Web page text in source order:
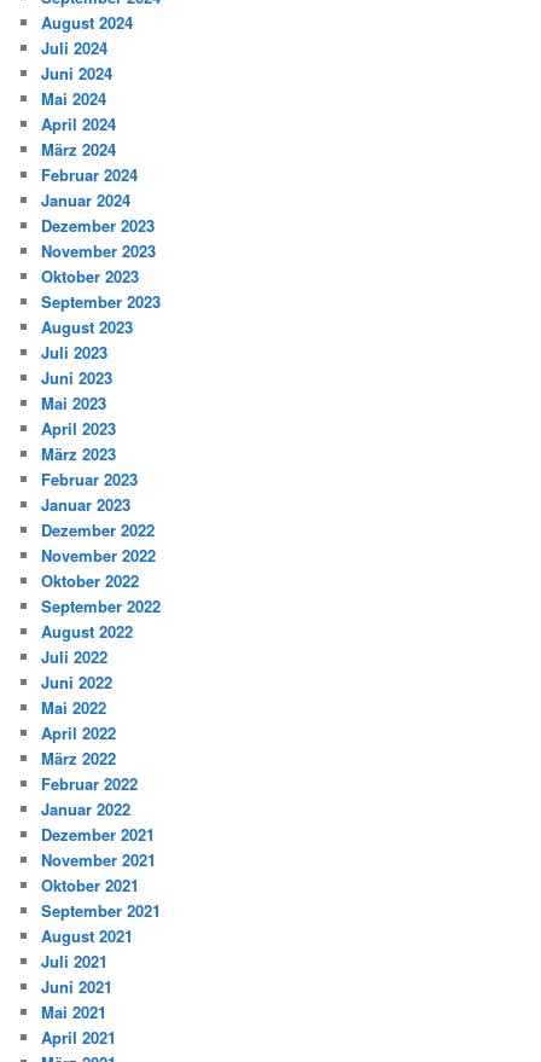
August 2024
Juli 2024
Juni 2024
Mai 2024
April 2024
März 2024
Februar 2024
Januar 2024
Dezember 2023
November 2023
Oktober 2023
September 2023
August 2023
Juli 2023
Juni 2023
Mai 2023
April 2023
März 2023
Februar 2023
Januar 2023
Dezember 2022
November 2022
Oktober 2022
September 2022
August 2022
Juli 2022
Juni 2022
Mai 2022
April 2022
März 2022
Februar 2022
Januar 2022
Dezember 2021
November 2021
Oktober 2021
September 2021
August 2021
Juli 2021
Juni 2021
Mai 2021
April 2021